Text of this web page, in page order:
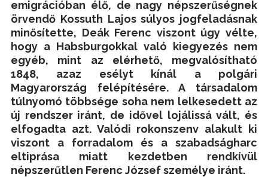
emigrációban élő, de nagy népszerűségnek
örvendő Kossuth Lajos súlyos jogfeladásnak
minősítette, Deák Ferenc viszont úgy vélte,
hogy a Habsburgokkal való kiegyezés nem
egyéb, mint az elérhető, megvalósítható
1848, azaz esélyt kínál a polgári
Magyarország felépítésére. A társadalom
túlnyomó többsége soha nem lelkesedett az
új rendszer iránt, de idővel lojálissá vált, és
elfogadta azt. Valódi rokonszenv alakult ki
viszont a forradalom és a szabadságharc
eltiprása miatt kezdetben rendkívül
népszerűtlen Ferenc József személye iránt.